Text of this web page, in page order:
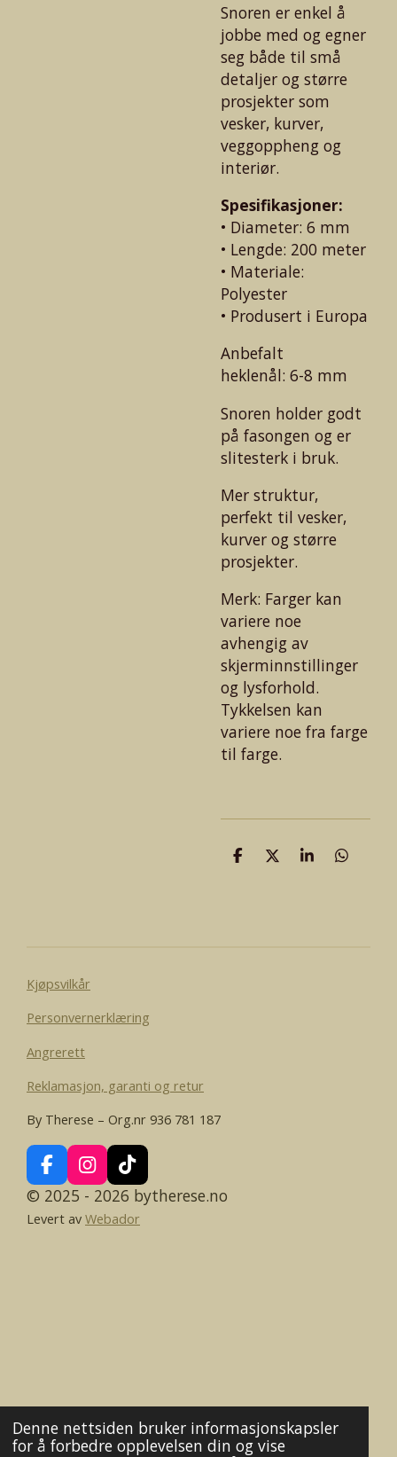
Denne nettsiden bruker informasjonskapsler
for å forbedre opplevelsen din og vise
Snoren er enkel å
jobbe med og egner
seg både til små
detaljer og større
prosjekter som
vesker, kurver,
veggoppheng og
interiør.
Spesifikasjoner:
• Diameter: 6 mm
• Lengde: 200 meter
• Materiale:
Polyester
• Produsert i Europa
Anbefalt
heklenål: 6-8 mm
Snoren holder godt
på fasongen og er
slitesterk i bruk.
Mer struktur,
perfekt til vesker,
kurver og større
prosjekter.
Merk: Farger kan
variere noe
avhengig av
skjerminnstillinger
og lysforhold.
Tykkelsen kan
variere noe fra farge
til farge.
D
D
D
D
Kjøpsvilkår
Personvernerklæring
Angrerett
Reklamasjon, garanti og retur
By Therese – Org.nr 936 781 187
F
a
c
e
I
n
t
T
i
k
T
© 2025 - 2026 bytherese.no
Levert av Webador